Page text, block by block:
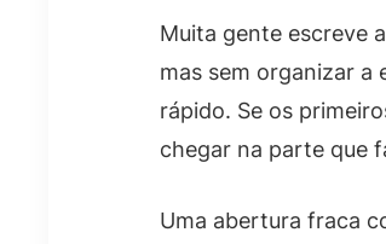
Muita gente escreve
mas sem organizar a
rápido. Se os
chegar na parte que
Uma abertura fraca